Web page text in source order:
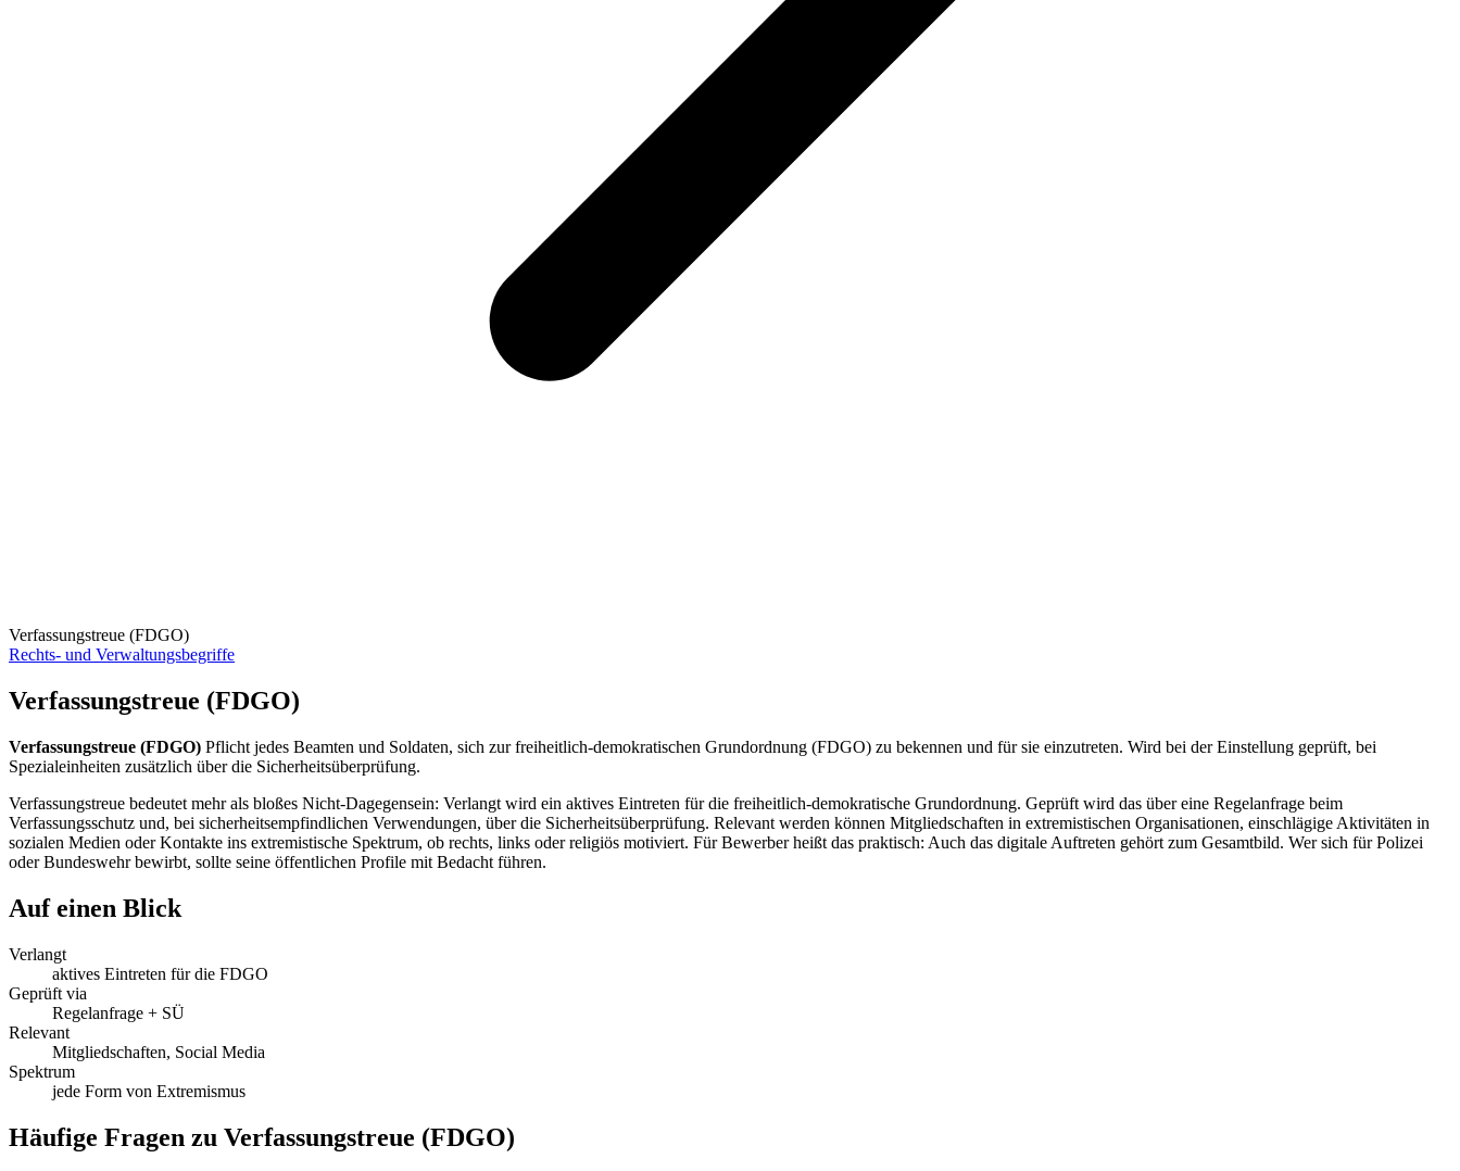
Verfassungstreue (FDGO)
Rechts- und Verwaltungsbegriffe
Verfassungstreue (FDGO)
Verfassungstreue (FDGO) Pflicht jedes Beamten und Soldaten, sich zur freiheitlich-demokratischen Grundordnung (FDGO) zu bekennen und für sie einzutreten. Wird bei der Einstellung geprüft, bei
Spezialeinheiten zusätzlich über die Sicherheitsüberprüfung.
Verfassungstreue bedeutet mehr als bloßes Nicht-Dagegensein: Verlangt wird ein aktives Eintreten für die freiheitlich-demokratische Grundordnung. Geprüft wird das über eine Regelanfrage beim
Verfassungsschutz und, bei sicherheitsempfindlichen Verwendungen, über die Sicherheitsüberprüfung. Relevant werden können Mitgliedschaften in extremistischen Organisationen, einschlägige Aktivitäten in
sozialen Medien oder Kontakte ins extremistische Spektrum, ob rechts, links oder religiös motiviert. Für Bewerber heißt das praktisch: Auch das digitale Auftreten gehört zum Gesamtbild. Wer sich für Polizei
oder Bundeswehr bewirbt, sollte seine öffentlichen Profile mit Bedacht führen.
Auf einen Blick
Verlangt
aktives Eintreten für die FDGO
Geprüft via
Regelanfrage + SÜ
Relevant
Mitgliedschaften, Social Media
Spektrum
jede Form von Extremismus
Häufige Fragen zu Verfassungstreue (FDGO)